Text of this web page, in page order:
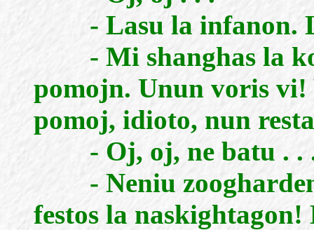
- Lasu la infanon.
- Mi shanghas la
pomojn. Unun voris
pomoj, idioto, nun
- Oj, oj, ne batu . .
- Neniu
festos la